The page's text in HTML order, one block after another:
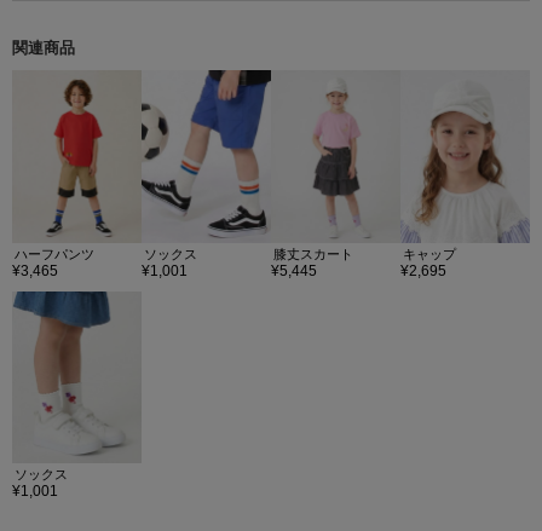
関連商品
ハーフパンツ
¥3,465
ソックス
¥1,001
膝丈スカート
¥5,445
キャップ
¥2,695
ソックス
¥1,001